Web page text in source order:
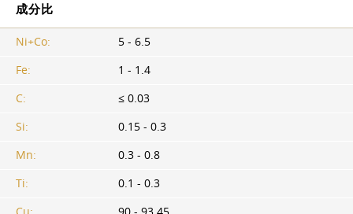
成分比
Ni+Co:
5 - 6.5
Fe:
1 - 1.4
C:
≤ 0.03
Si:
0.15 - 0.3
Mn:
0.3 - 0.8
Ti:
0.1 - 0.3